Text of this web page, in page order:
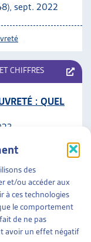
des
et/ou accéder aux
à ces technologies
le comportement
de ne pas
avoir un effet négatif
sept. 2022
CHIFFRES
: QUEL
DE VIE